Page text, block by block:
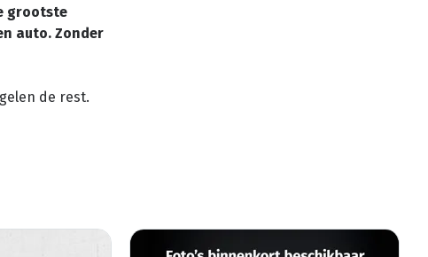
grootste
auto. Zonder
de rest.